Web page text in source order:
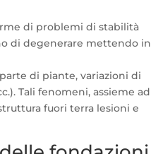
di problemi di stabilità
di degenerare mettendo in
di piante, variazioni di
Tali fenomeni, assieme ad
fuori terra lesioni e